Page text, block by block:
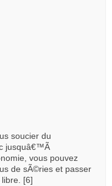
soucier du
jusquâ€™Ã
vous pouvez
de sÃ©ries et passer
[6]